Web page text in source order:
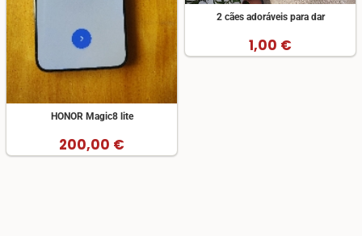
HONOR Magic8 lite
200,00 €
2 cães adoráveis para dar
1,00 €